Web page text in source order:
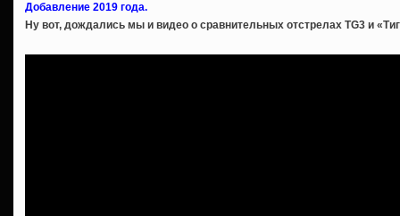
Добавление 2019 года.
Ну вот, дождались мы и видео о сравнительных отстрелах TG3 и